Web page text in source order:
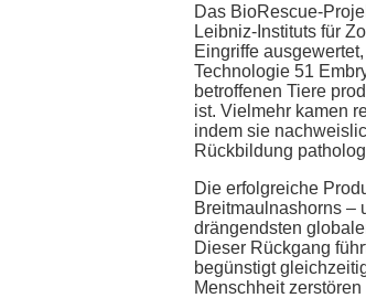
Das BioRescue-
Leibniz-Instituts für
Eingriffe
Technologie 51
betroffenen Tiere
ist. Vielmehr kamen
indem sie
Rückbildung
Die erfolgreiche
Breitmaulnashorns –
drängendsten
Dieser Rückgang
begünstigt
Menschheit zerstören